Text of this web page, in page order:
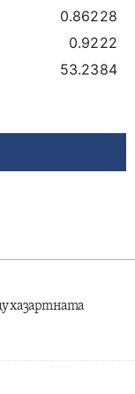
0.86228
0.9222
53.2384
хазартната